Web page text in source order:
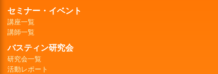
セミナー・イベント
講座一覧
講師一覧
バスティン研究会
研究会一覧
活動レポート